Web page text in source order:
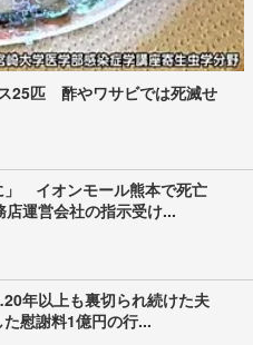
25匹 酢やワサビでは死滅せ
」 イオンモール熊本で死亡
運営会社の指示受け...
年以上も裏切られ続けた夫
慰謝料1億円の行...